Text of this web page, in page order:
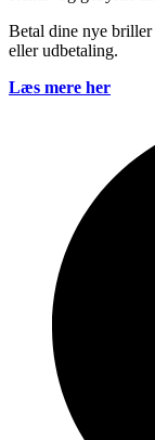
Betal dine nye briller
eller udbetaling.
Læs mere her